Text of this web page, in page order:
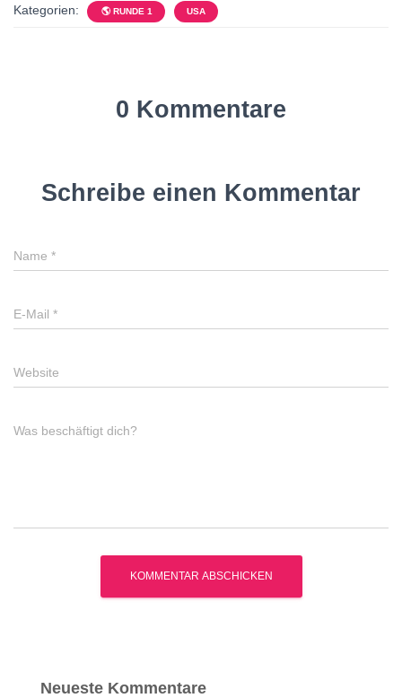
Kategorien: 🌎 RUNDE 1 USA
0 Kommentare
Schreibe einen Kommentar
Name *
E-Mail *
Website
Was beschäftigt dich?
Neueste Kommentare